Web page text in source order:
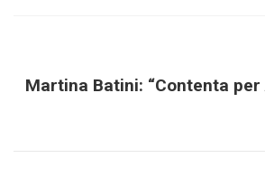
Martina Batini: “Contenta per